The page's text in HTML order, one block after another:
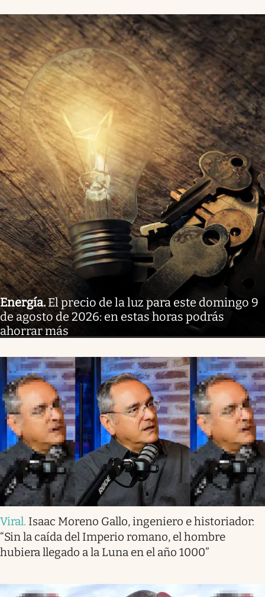
Energía.El precio de la luz para este domingo 9
de agosto de 2026: en estas horas podrás
ahorrar más
Viral. Isaac Moreno Gallo, ingeniero e historiador:
“Sin la caída del Imperio romano, el hombre
hubiera llegado a la Luna en el año 1000”